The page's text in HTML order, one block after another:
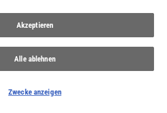
Akzeptieren
Alle ablehnen
Zwecke anzeigen